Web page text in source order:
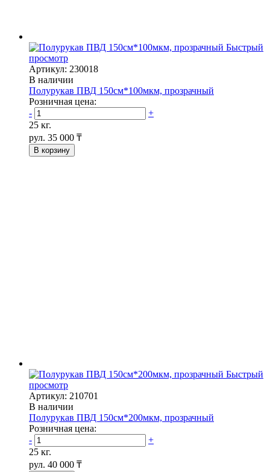
Быстрый
просмотр
Артикул: 230018
В наличии
Полурукав ПВД 150см*100мкм, прозрачный
Розничная цена:
-
+
25 кг.
рул. 35 000 ₸
В корзину
Быстрый
просмотр
Артикул: 210701
В наличии
Полурукав ПВД 150см*200мкм, прозрачный
Розничная цена:
-
+
25 кг.
рул. 40 000 ₸